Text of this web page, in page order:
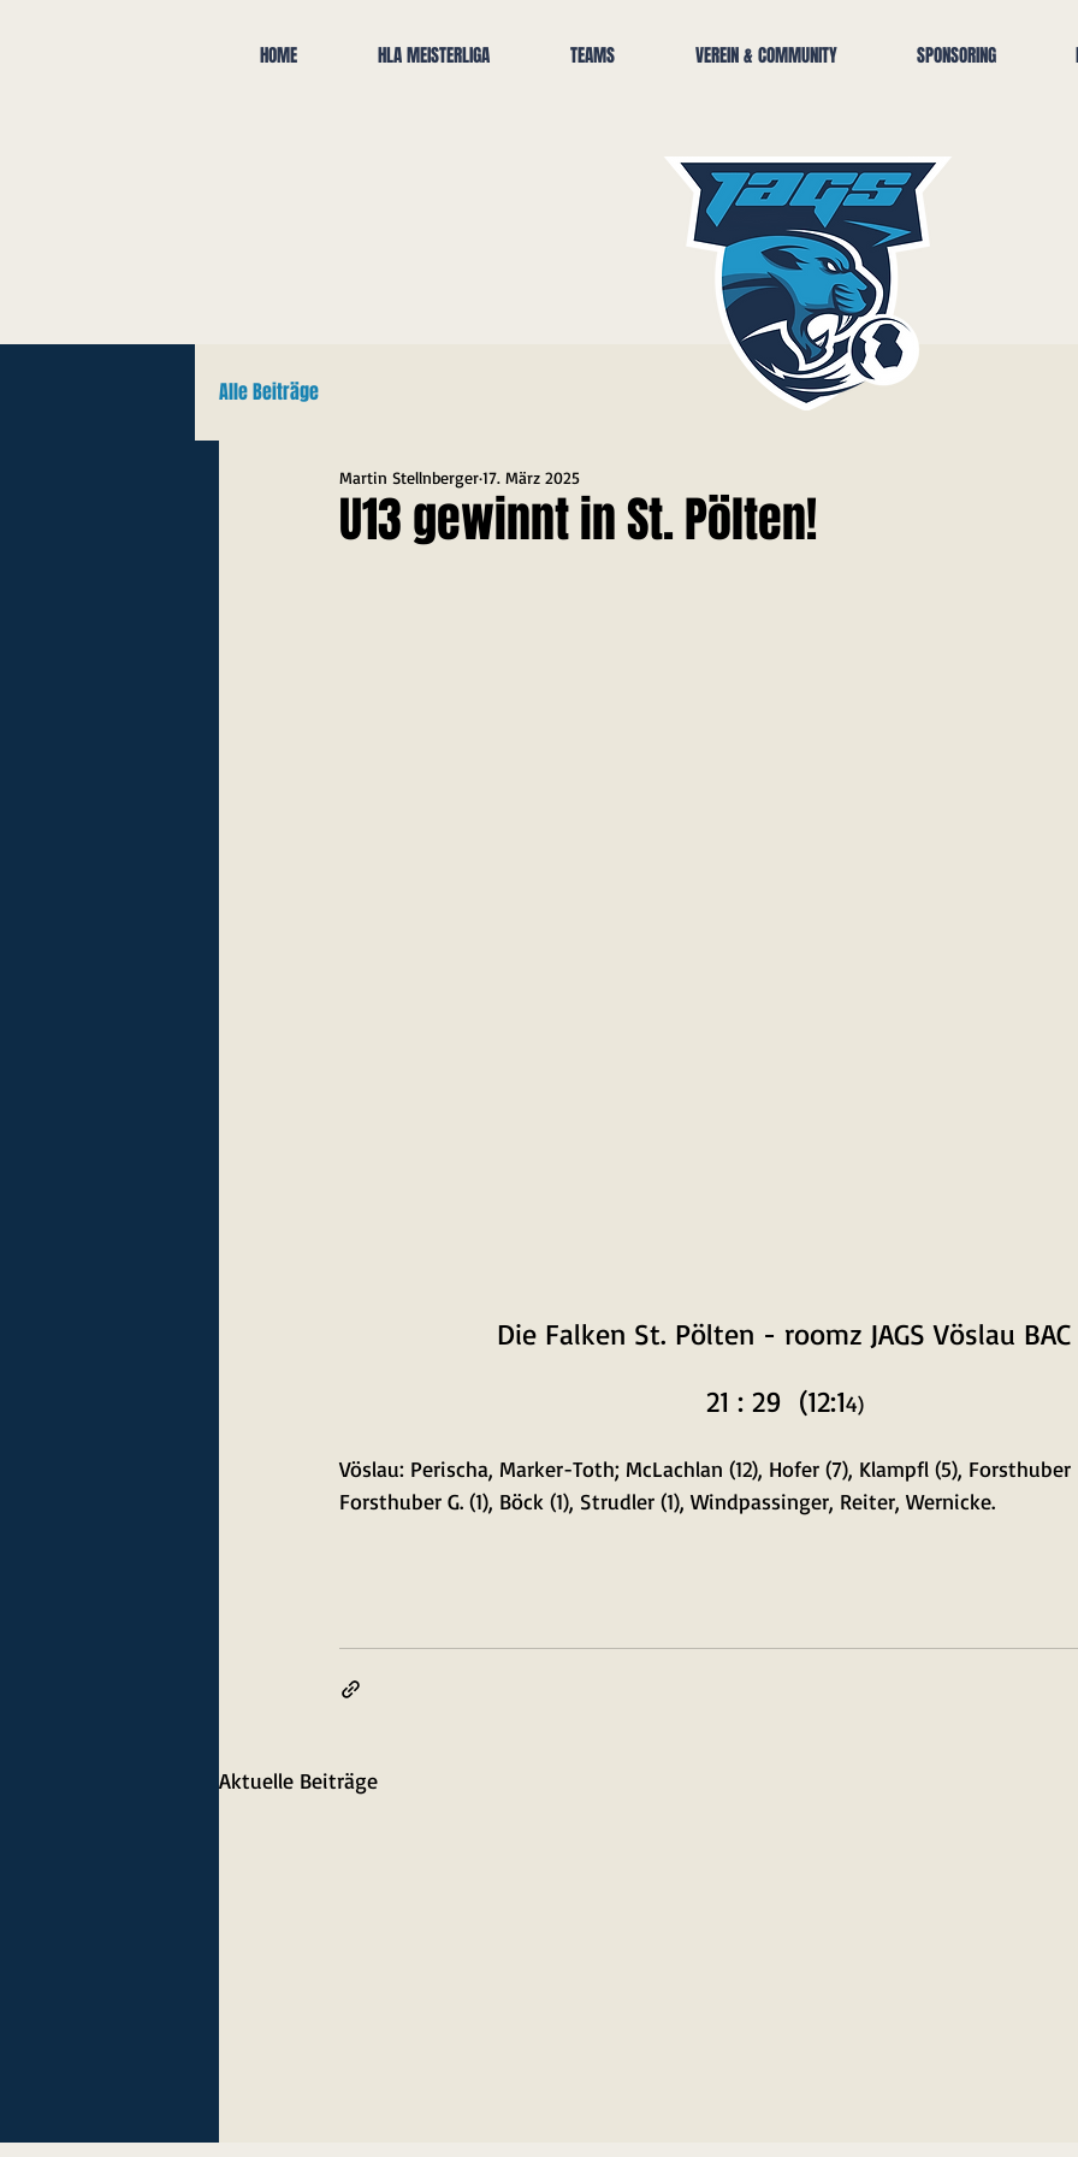
HOME HLA MEISTERLIGA TEAMS VEREIN & COMMUNITY SPONSORING
Alle Beiträge
U13 gewinnt in St. Pölten!
Martin Stellnberger17. März 2025
Die Falken St. Pölten - roomz JAGS Vöslau BAC
21 : 29  (12:14)
Vöslau: Perischa, Marker-Toth; McLachlan (12), Hofer (7), Klampfl (5), Forsthuber
Forsthuber G. (1), Böck (1), Strudler (1), Windpassinger, Reiter, Wernicke.
Aktuelle Beiträge